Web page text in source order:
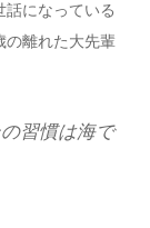
話になっている
の離れた大先輩
習慣は海で